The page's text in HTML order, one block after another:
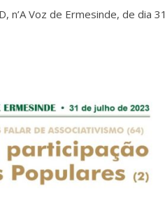
n’A Voz de Ermesinde, de dia 31